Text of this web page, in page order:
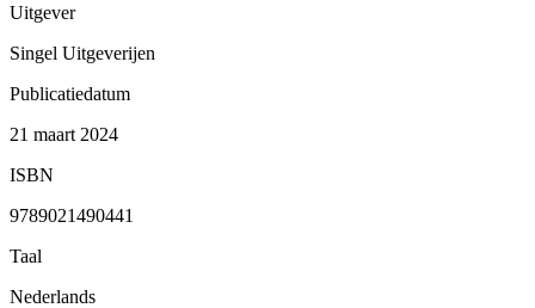
Uitgever
Singel Uitgeverijen
Publicatiedatum
21 maart 2024
ISBN
9789021490441
Taal
Nederlands